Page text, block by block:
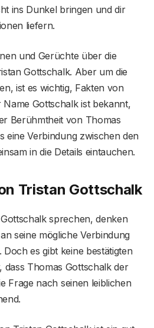
ins Dunkel bringen und dir
liefern.
und Gerüchte über die
Gottschalk. Aber um die
ist es wichtig, Fakten von
Gottschalk ist bekannt,
Berühmtheit von Thomas
eine Verbindung zwischen den
in die Details eintauchen.
Tristan Gottschalk
sprechen, denken
seine mögliche Verbindung
es gibt keine bestätigten
Thomas Gottschalk der
Frage nach seinen leiblichen